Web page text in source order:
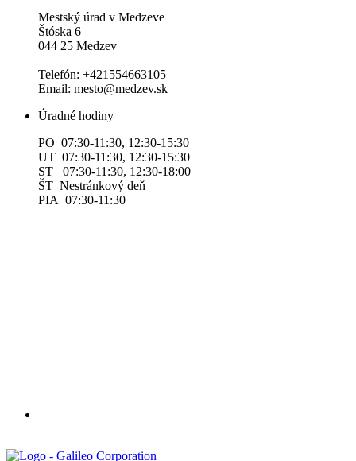
Mestský úrad v Medzeve
Štóska 6
044 25 Medzev
Telefón: +421554663105
Email: mesto@medzev.sk
Úradné hodiny
PO 07:30-11:30, 12:30-15:30
UT 07:30-11:30, 12:30-15:30
ST 07:30-11:30, 12:30-18:00
ŠT Nestránkový deň
PIA 07:30-11:30